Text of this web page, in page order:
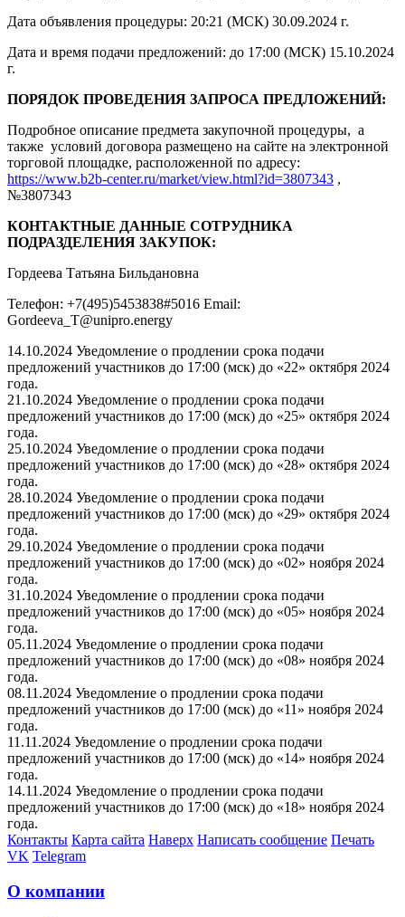
Дата объявления процедуры: 20:21 (МСК) 30.09.2024 г.
Дата и время подачи предложений: до 17:00 (МСК) 15.10.2024
г.
ПОРЯДОК ПРОВЕДЕНИЯ ЗАПРОСА ПРЕДЛОЖЕНИЙ:
Подробное описание предмета закупочной процедуры, а
также условий договора размещено на сайте на электронной
торговой площадке, расположенной по адресу:
https://www.b2b-center.ru/market/view.html?id=3807343 ,
№3807343
КОНТАКТНЫЕ ДАННЫЕ СОТРУДНИКА
ПОДРАЗДЕЛЕНИЯ ЗАКУПОК:
Гордеева Татьяна Бильдановна
Телефон: +7(495)5453838#5016 Email:
Gordeeva_T@unipro.energy
14.10.2024 Уведомление о продлении срока подачи
предложений участников до 17:00 (мск) до «22» октября 2024
года.
21.10.2024 Уведомление о продлении срока подачи
предложений участников до 17:00 (мск) до «25» октября 2024
года.
25.10.2024 Уведомление о продлении срока подачи
предложений участников до 17:00 (мск) до «28» октября 2024
года.
28.10.2024 Уведомление о продлении срока подачи
предложений участников до 17:00 (мск) до «29» октября 2024
года.
29.10.2024 Уведомление о продлении срока подачи
предложений участников до 17:00 (мск) до «02» ноября 2024
года.
31.10.2024 Уведомление о продлении срока подачи
предложений участников до 17:00 (мск) до «05» ноября 2024
года.
05.11.2024 Уведомление о продлении срока подачи
предложений участников до 17:00 (мск) до «08» ноября 2024
года.
08.11.2024 Уведомление о продлении срока подачи
предложений участников до 17:00 (мск) до «11» ноября 2024
года.
11.11.2024 Уведомление о продлении срока подачи
предложений участников до 17:00 (мск) до «14» ноября 2024
года.
14.11.2024 Уведомление о продлении срока подачи
предложений участников до 17:00 (мск) до «18» ноября 2024
года.
Контакты Карта сайта Наверх Написать сообщение Печать
VK Telegram
О компании